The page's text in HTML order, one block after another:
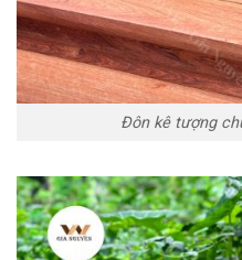
Đôn kê tượng